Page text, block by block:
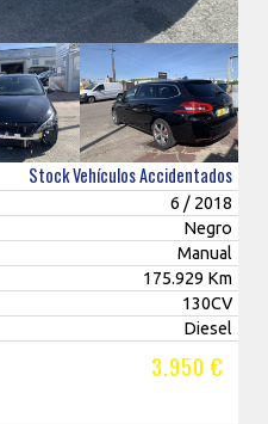
Stock Vehículos Accidentados
6 / 2018
Negro
Manual
175.929 Km
130CV
Diesel
3.950 €